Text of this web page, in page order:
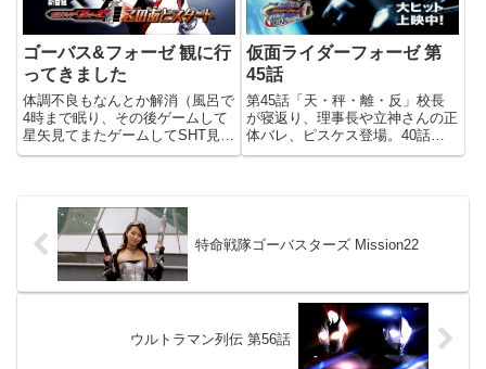
ゴーバス&フォーゼ 観に行
ってきました
体調不良もなんとか解消（風呂で
4時まで眠り、その後ゲームして
星矢見てまたゲームしてSHT見て
も元気だった）したので、無事観
いいことですけど。子供のうちに
ウンとヒーローを見て、立派な...
仮面ライダーフォーゼ 第
45話
第45話「天・秤・離・反」校長
が寝返り、理事長や立神さんの正
体バレ、ピスケス登場。40話台
も後半に入りまして、いよいよ物
の...
特命戦隊ゴーバスターズ Mission22
ウルトラマン列伝 第56話